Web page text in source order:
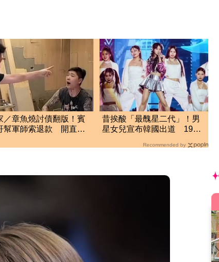
／章魚燒討債翻版！賓
幫軍師索退款 開直播
昔挨酸「最醜星二代」！男
星女兒宣布韓國出道 19歲
Recommended by